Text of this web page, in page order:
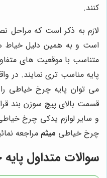
کنند.
لازم به ذکر است که مراحل
است و به همین دلیل خیاط
متناسب با موقعیت های
پایه مناسب تری نمایند. در
می توان پایه چرخ خیاطی
قسمت بالای پیچ سوزن بند
و سایر لوازم یدکی چرخ
چرخ خیاطی میثم مراجعه
سوالات متداول